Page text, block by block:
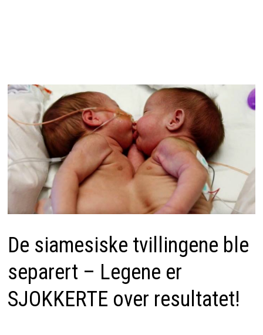
De siamesiske tvillingene ble
separert – Legene er
SJOKKERTE over resultatet!